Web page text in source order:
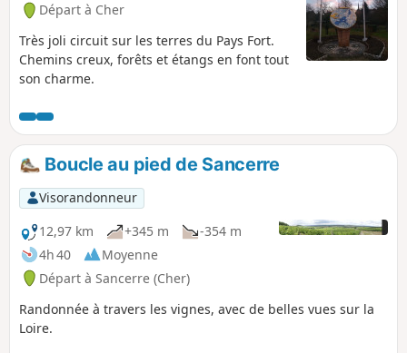
Départ à Cher
Très joli circuit sur les terres du Pays Fort.
Chemins creux, forêts et étangs en font tout
son charme.
Boucle au pied de Sancerre
Visorandonneur
12,97 km
+345 m
-354 m
4h 40
Moyenne
Départ à Sancerre (Cher)
Randonnée à travers les vignes, avec de belles vues sur la
Loire.